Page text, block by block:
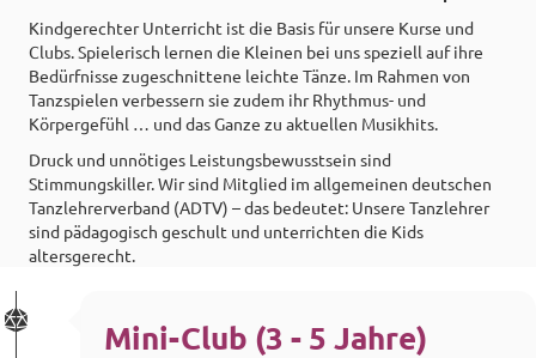
Kindgerechter Unterricht ist die Basis für unsere Kurse und
Clubs. Spielerisch lernen die Kleinen bei uns speziell auf ihre
Bedürfnisse zugeschnittene leichte Tänze. Im Rahmen von
Tanzspielen verbessern sie zudem ihr Rhythmus- und
Körpergefühl … und das Ganze zu aktuellen Musikhits.
Druck und unnötiges Leistungsbewusstsein sind
Stimmungskiller. Wir sind Mitglied im allgemeinen deutschen
Tanzlehrerverband (ADTV) – das bedeutet: Unsere Tanzlehrer
sind pädagogisch geschult und unterrichten die Kids
altersgerecht.
Mini-Club (3 - 5 Jahre)